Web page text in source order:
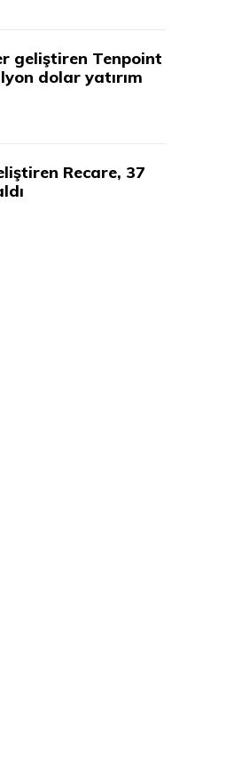
geliştiren Tenpoint
dolar yatırım
Recare, 37